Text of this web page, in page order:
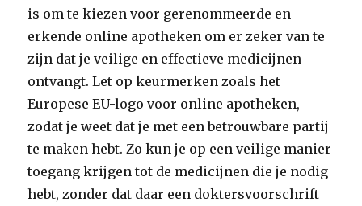
is om te kiezen voor gerenommeerde en
erkende online apotheken om er zeker van te
zijn dat je veilige en effectieve medicijnen
ontvangt. Let op keurmerken zoals het
Europese EU-logo voor online apotheken,
zodat je weet dat je met een betrouwbare partij
te maken hebt. Zo kun je op een veilige manier
toegang krijgen tot de medicijnen die je nodig
hebt, zonder dat daar een doktersvoorschrift